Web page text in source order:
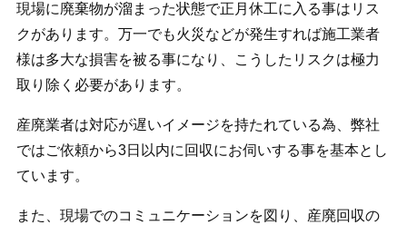
現場に廃棄物が溜まった状態で正月休工に入る事はリス
クがあります。万一でも火災などが発生すれば施工業者
様は多大な損害を被る事になり、こうしたリスクは極力
取り除く必要があります。
産廃業者は対応が遅いイメージを持たれている為、弊社
ではご依頼から3日以内に回収にお伺いする事を基本とし
ています。
また、現場でのコミュニケーションを図り、産廃回収の